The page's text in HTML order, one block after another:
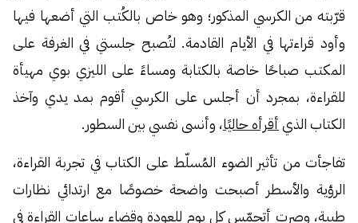
قرّبته من الكرسي المذكور؛ وهو خاص بالكُتب التي أضعها فيها
وأود قراءتها في الأيام القادمة. لتُصبح جلستي في الغرفة على
المكتب صباحًا خاصة بالكتابة ومساءً على الليزي بوي مهيأة
للقراءة، بمجرد أن أجلس على الكرسي أقوم بمد يدي وآخذ
الكتاب الذيأقرأه حاليًا، وأنسى نفسي بين السطور.
تفاجأت من تأثير الضوء المُسلّط على الكتاب في تجربة القراءة،
الرؤية والأسطر أصبحت واضحة خصوصًا مع ارتدائي نظارات
طبية، وصرت أتحمّس كل يوم للعودة وقضاء ساعات القراءة في